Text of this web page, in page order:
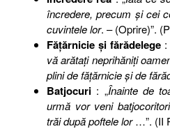
încredere, precum şi cei
cuvintele lor. – (Oprire)”.
Făţărnicie şi fărădelege :
vă arătaţi neprihăniţi
plini de făţărnicie şi de
Batjocuri : „Înainte de
urmă vor veni
trăi după poftele lor…”. (II